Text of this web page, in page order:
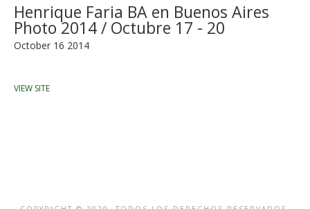
Henrique Faria BA en Buenos Aires
Photo 2014 / Octubre 17 - 20
October 16 2014
VIEW SITE